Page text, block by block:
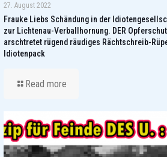
27. August 2022
Frauke Liebs Schändung in der
zur Lichtenau-Verballhornung. DER
arschtretet rügend räudiges Rächtschreib-
Idiotenpack
Read more